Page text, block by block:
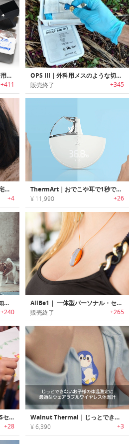
Meddsy｜次世代型緊急/災害用サバイバルスマートキット「メッドシー」
+411
OPS III｜外科用メスのような切れ味のコンパクトポケットナイフ「オプススリー」
販売終了 +345
EyeQue VisionCheck 2｜自宅で瞳孔間距離を正確に測定可能な視力チェッカー「アイキュービジョンチェック2」
+4
ThermArt｜おでこや耳で1秒で体温測定できるスマート体温計「サームアート」
¥ 11,990 +26
Sense｜プッシュアラート通知機能搭載小型スマートセンサー「センス」
+240
AllBe1｜ 一体型パーソナル・セキュリティデバイス「オールビーワン」
販売終了 +265
POMO Waffle｜キッズ用GPSセキュリティ機能搭載型スマートウォッチ「ポモワッフル」
+28
Walnut Thermal｜じっとできないお子様の体温測定に最適なウェアラブルワイヤレス体温計「ウォルナットサーマル」
¥ 6,390 +3